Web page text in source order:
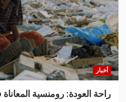
أخبار
راحة العودة: رومنسية